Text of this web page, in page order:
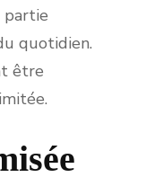
partie
quotidien.
être